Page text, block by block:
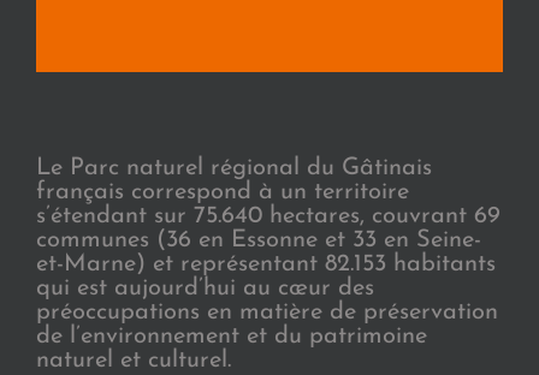
Le Parc naturel régional du Gâtinais
français correspond à un territoire
s’étendant sur 75.640 hectares, couvrant 69
communes (36 en Essonne et 33 en Seine-
et-Marne) et représentant 82.153 habitants
qui est aujourd’hui au cœur des
préoccupations en matière de préservation
de l’environnement et du patrimoine
naturel et culturel.